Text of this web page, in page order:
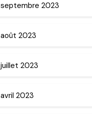
septembre 2023
août 2023
juillet 2023
avril 2023